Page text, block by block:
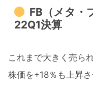
FB（メタ・
22Q1決算
これまで大きく売ら
株価を+18％も上昇さ